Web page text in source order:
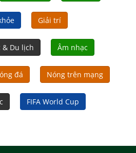
Giải trí
& Du lịch Âm nhạc
đá Nóng trên mạng
FIFA World Cup